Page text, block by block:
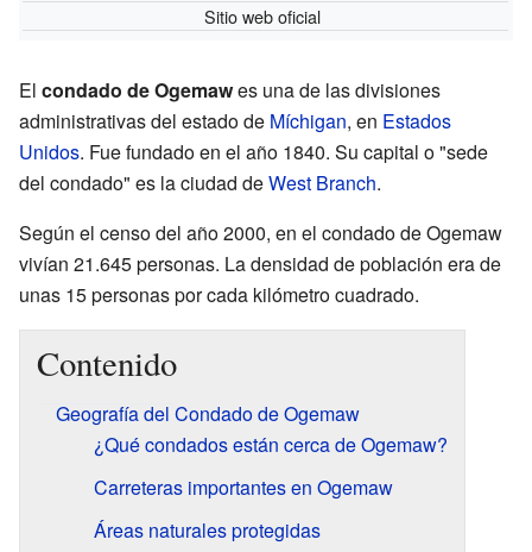
Sitio web oficial
El condado de Ogemawes una de las divisiones
administrativas del estado de Míchigan, en Estados
Unidos. Fue fundado en el año 1840. Su capital o "sede
del condado" es la ciudad deWest Branch.
Según el censo del año 2000, en el condado de Ogemaw
vivían 21.645 personas. La densidad de población era de
unas 15 personas por cada kilómetro cuadrado.
Contenido
Geografía del Condado de Ogemaw
¿Qué condados están cerca de Ogemaw?
Carreteras importantes en Ogemaw
Áreas naturales protegidas